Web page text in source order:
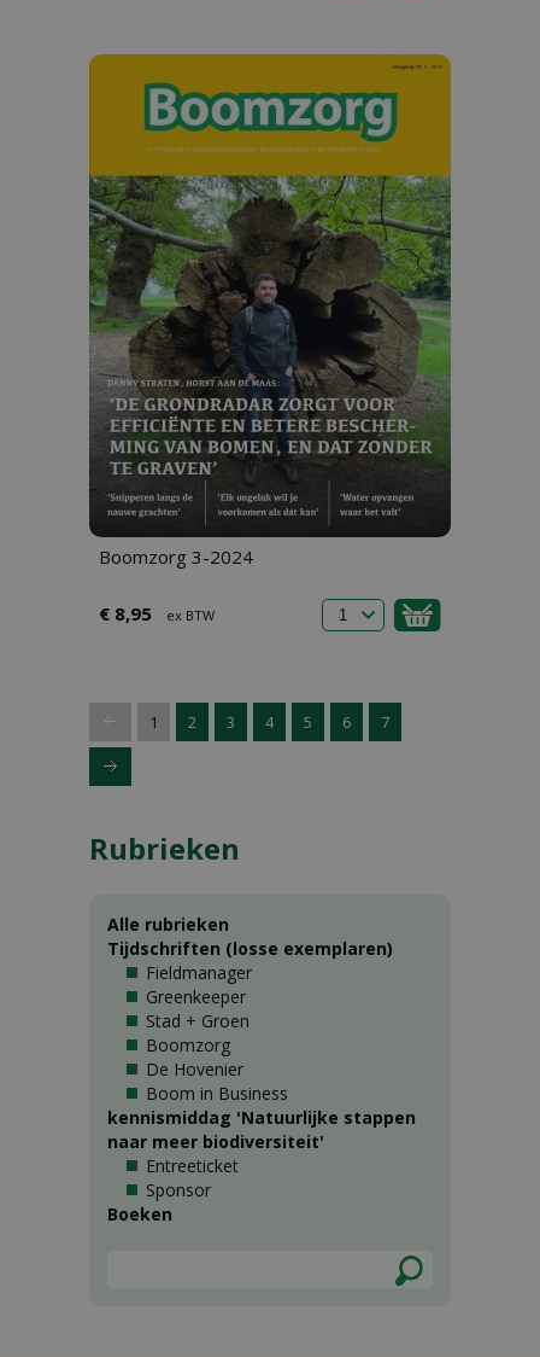
Boomzorg 3-2024
€ 8,95 ex BTW
1 2 3 4 5 6 7
Rubrieken
Alle rubrieken
Tijdschriften (losse exemplaren)
Fieldmanager
Greenkeeper
Stad + Groen
Boomzorg
De Hovenier
Boom in Business
kennismiddag 'Natuurlijke stappen
naar meer biodiversiteit'
Entreeticket
Sponsor
Boeken